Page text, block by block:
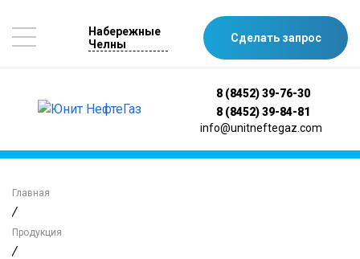
8 (8452) 39-76-30
8 (8452) 39-84-81
info@unitneftegaz.com
Набережные
Челны
Сделать запрос
Главная
/
Продукция
/